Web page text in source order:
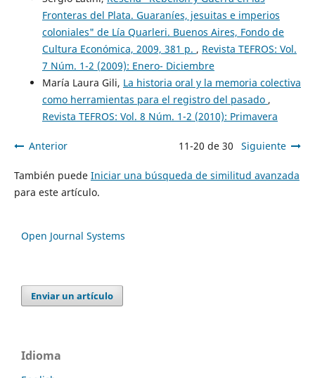
Fronteras del Plata. Guaraníes, jesuitas e imperios
coloniales" de Lía Quarleri. Buenos Aires, Fondo de
Cultura Económica, 2009, 381 p. , Revista TEFROS: Vol.
7 Núm. 1-2 (2009): Enero- Diciembre
María Laura Gili, La historia oral y la memoria colectiva
como herramientas para el registro del pasado ,
Revista TEFROS: Vol. 8 Núm. 1-2 (2010): Primavera
Anterior 11-20 de 30 Siguiente
También puede Iniciar una búsqueda de similitud avanzada
para este artículo.
Open Journal Systems
Enviar un artículo
Idioma